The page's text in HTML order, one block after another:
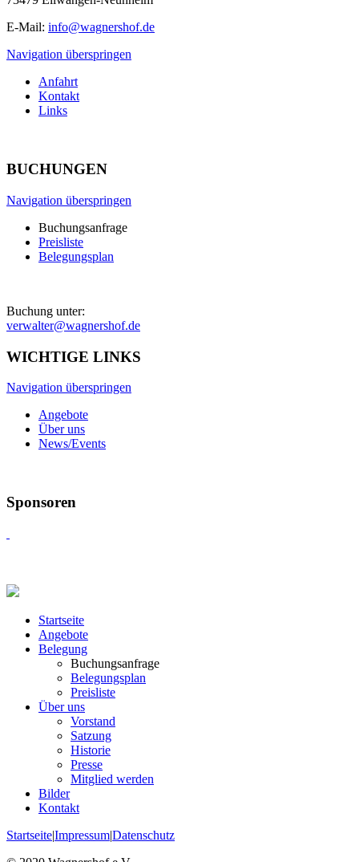
E-Mail: info@wagnershof.de
Navigation überspringen
Anfahrt
Kontakt
Links
BUCHUNGEN
Navigation überspringen
Buchungsanfrage
Preisliste
Belegungsplan
Buchung unter:
verwalter@wagnershof.de
WICHTIGE LINKS
Navigation überspringen
Angebote
Über uns
News/Events
Sponsoren
Startseite
Angebote
Belegung
Buchungsanfrage
Belegungsplan
Preisliste
Über uns
Vorstand
Satzung
Historie
Presse
Mitglied werden
Bilder
Kontakt
Startseite|Impressum|Datenschutz